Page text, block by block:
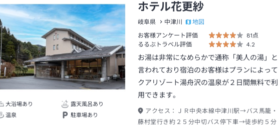
大浴場あり
露天風呂あり
温泉
駐車場あり
ホテル花更紗
岐阜県 中津川
地図
お客様アンケート評価
81点
るるぶトラベル評価
4.2
お湯は非常になめらかで通称「美人の湯」と
言われており宿泊のお客様はプランによって
クアリゾート湯舟沢の温泉が２日間無料で利
用できます。
アクセス：
ＪＲ中央本線中津川駅→バス馬籠・
藤村堂行き約２５分中切バス停下車→徒歩約５分